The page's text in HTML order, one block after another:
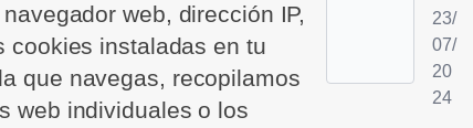
web, dirección IP,
cookies instaladas en tu
que navegas, recopilamos
web individuales o los
23/
07/
20
24